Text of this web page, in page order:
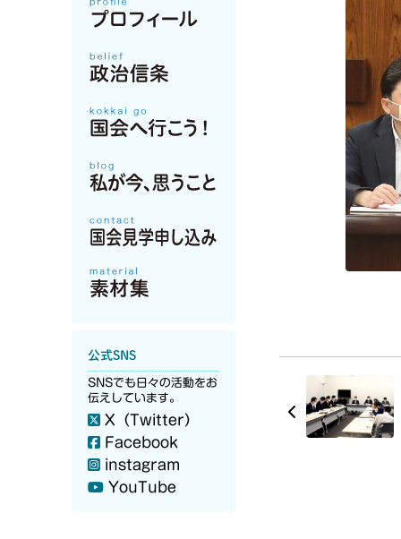
公式SNS
SNSでも日々の活動をお
伝えしています。
X（Twitter）
Facebook
instagram
YouTube